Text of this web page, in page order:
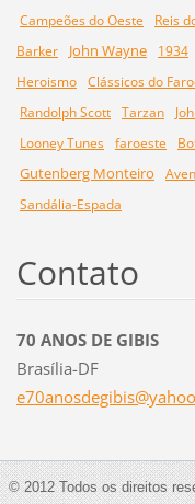
Campeões do Oeste
Reis
Barker
John Wayne 1934
Heroismo Clássicos do
Randolph Scott Tarzan
Looney Tunes faroeste
Gutenberg Monteiro
Sandália-Espada
Contato
70 ANOS DE GIBIS
Brasília-DF
e70anosdegibis@y
© 2012 Todos os direitos